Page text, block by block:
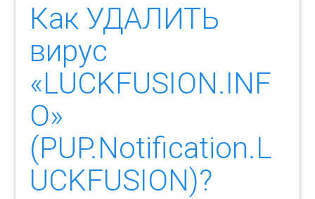
Как УДАЛИТЬ
вирус
«LUCKFUSION.INF
O»
(PUP.Notification.L
UCKFUSION)?